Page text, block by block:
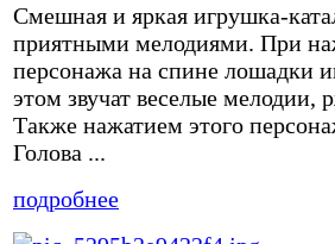
Смешная и яркая игрушка-
приятными мелодиями. При
персонажа на спине лошадки
этом звучат веселые мелодии,
Также нажатием этого
Голова ...
подробнее